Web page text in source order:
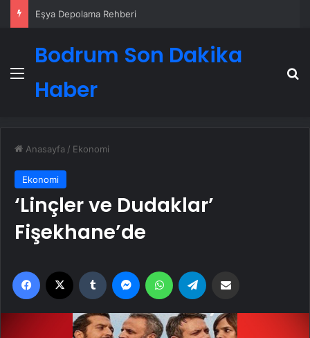
Eşya Depolama Rehberi
Menü
Bodrum Son Dakika
Haber
Anasayfa / Ekonomi
Ekonomi
‘Linçler ve Dudaklar’
Fişekhane’de
Facebook Tumblr MessengerWhatsApp